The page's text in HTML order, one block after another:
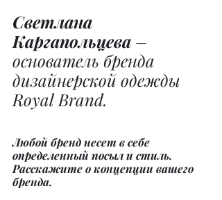
Светлана
Каргапольцева –
основатель бренда
дизайнерской одежды
Royal Brand.
Любой бренд несет в себе
определенный посыл и стиль.
Расскажите о концепции вашего
бренда.